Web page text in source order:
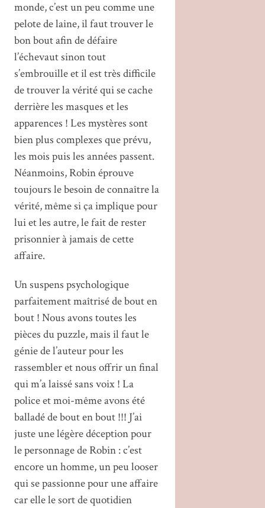
monde, c’est un peu comme une
pelote de laine, il faut trouver le
bon bout afin de défaire
l’échevaut sinon tout
s’embrouille et il est très difficile
de trouver la vérité qui se cache
derrière les masques et les
apparences ! Les mystères sont
bien plus complexes que prévu,
les mois puis les années passent.
Néanmoins, Robin éprouve
toujours le besoin de connaître la
vérité, même si ça implique pour
lui et les autre, le fait de rester
prisonnier à jamais de cette
affaire.
Un suspens psychologique
parfaitement maîtrisé de bout en
bout ! Nous avons toutes les
pièces du puzzle, mais il faut le
génie de l’auteur pour les
rassembler et nous offrir un final
qui m’a laissé sans voix ! La
police et moi-même avons été
balladé de bout en bout !!! J’ai
juste une légère déception pour
le personnage de Robin : c’est
encore un homme, un peu looser
qui se passionne pour une affaire
car elle le sort de quotidien